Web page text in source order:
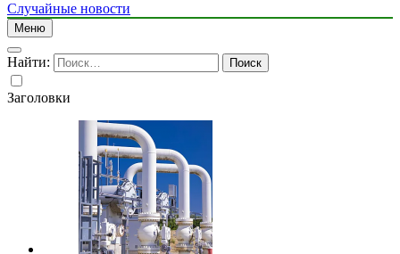
Случайные новости
Меню
Найти:
Заголовки